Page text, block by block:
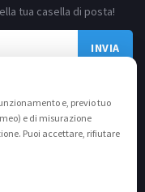
e, previo tuo
e di misurazione
Puoi accettare, rifiutare
tua casella di posta!